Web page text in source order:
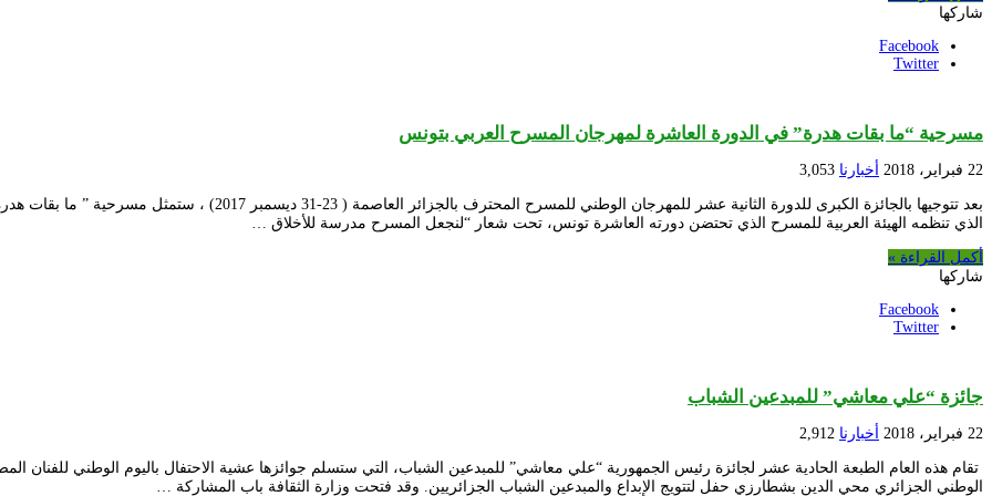
شاركها
Facebook
Twitter
مسرحية “ما بقات هدرة” في الدورة العاشرة لمهرجان المسرح العربي بتونس
22 فبراير، 2018 أخبارنا 3,053
بعد تتوجيها بالجائزة الكبرى للدورة الثانية عشر للمهرجان الوطني
الذي تنظمه الهيئة العربية للمسرح الذي تحتضن دورته العاشرة تونس، تحت شعار “لنجعل المسرح مدرسة للأخلاق …
أكمل القراءة »
شاركها
Facebook
Twitter
جائزة “علي معاشي” للمبدعين الشباب
22 فبراير، 2018 أخبارنا 2,912
تقام هذه العام الطبعة الحادية عشر لجائزة رئيس الجمهورية “علي معاشي” للمبدعين الشباب، التي ستسلم جوائزها عشية الاحتفال باليوم الوطني
الوطني الجزائري محي الدين بشطارزي حفل لتتويج الإبداع والمبدعين الشباب الجزائريين. وقد فتحت وزارة الثقافة باب المشاركة …